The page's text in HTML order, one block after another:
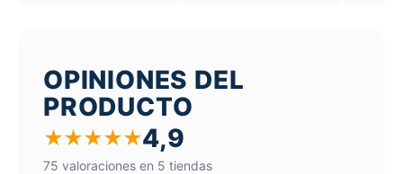
OPINIONES DEL
PRODUCTO
★★★★★4,9
75 valoraciones en 5 tiendas